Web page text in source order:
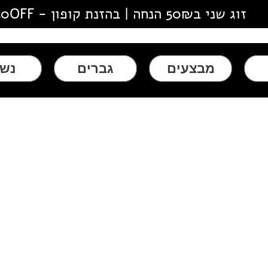
זוג שני ב50₪ הנחה | בהזנת קופון - 50OFF
מבצעים גברים